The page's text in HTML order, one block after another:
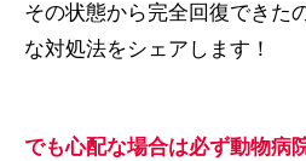
その状態から完全回復できた
な対処法をシェアします！
でも心配な場合は必ず動物病